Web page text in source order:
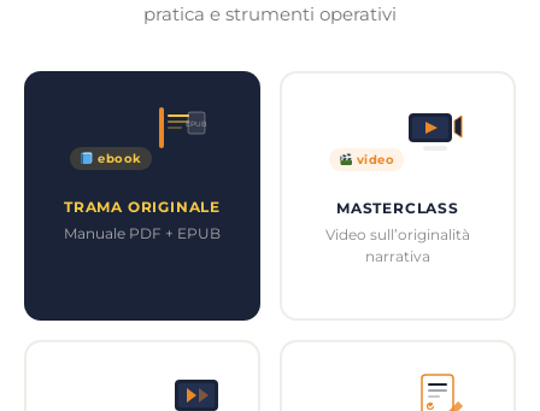
pratica e strumenti operativi
ebook
EPUB
TRAMA ORIGINALE
Manuale PDF + EPUB
video
MASTERCLASS
Video sull’originalità
narrativa